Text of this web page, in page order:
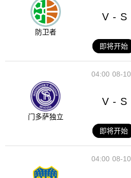
防卫者
V - S
即将开始
08-10
04:00
门多萨独立
V - S
即将开始
08-10
04:00